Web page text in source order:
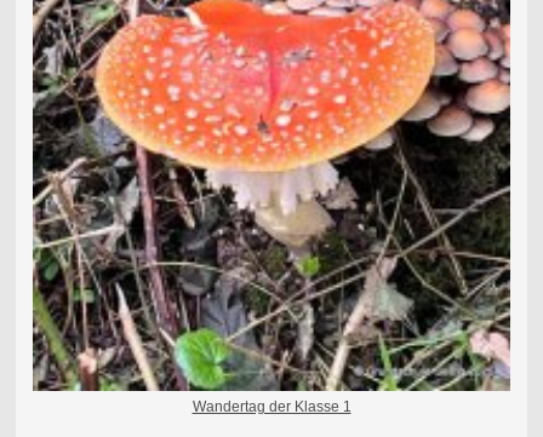
Wandertag der Klasse 1